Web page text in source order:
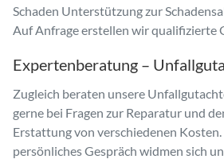
Schaden Unterstützung zur
Auf Anfrage erstellen wir qualifizierte
Expertenberatung –
Zugleich beraten unsere
gerne bei Fragen zur Reparatur und
Erstattung von verschiedenen Kosten.
persönliches Gespräch widmen sich